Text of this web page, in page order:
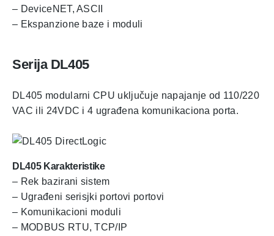
– DeviceNET, ASCII
– Ekspanzione baze i moduli
Serija DL405
DL405 modularni CPU uključuje napajanje od 110/220
VAC ili 24VDC i 4 ugrađena komunikaciona porta.
DL405 Karakteristike
– Rek bazirani sistem
– Ugrađeni serisjki portovi portovi
– Komunikacioni moduli
– MODBUS RTU, TCP/IP